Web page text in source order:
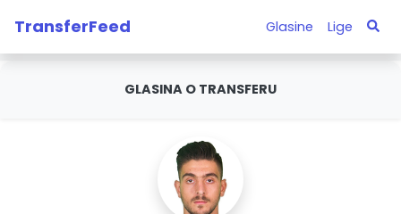
TransferFeed Glasine Lige
GLASINA O TRANSFERU